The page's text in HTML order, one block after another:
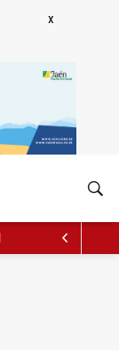
Junta en la avenida
de sangre en la